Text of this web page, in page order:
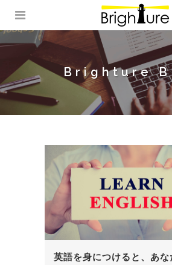
Brighture
英語を身につけると、あな